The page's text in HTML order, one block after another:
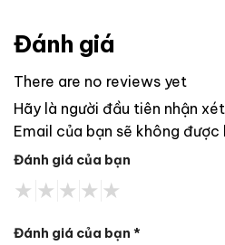
Đánh giá
There are no reviews yet
Hãy là người đầu tiên nhận
Email của bạn sẽ không
Đánh giá của bạn
Đánh giá của bạn *